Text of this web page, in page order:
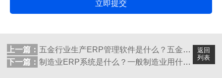
立即提交
返回
列表
上一篇： 五金行业生产ERP管理软件是什么？五金生...
下一篇： 制造业ERP系统是什么？一般制造业用什么...